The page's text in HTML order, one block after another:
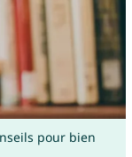
pour bien